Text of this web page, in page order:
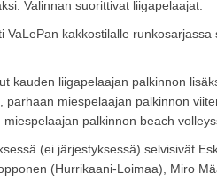
Valinnan suorittivat liigapelaajat.
VaLePan kakkostilalle
kauden liigapelaajan palkinnon
parhaan miespelaajan palkinnon
palkinnon beach
(ei järjestyksessä) selvisivät
(Hurrikaani-Loimaa), Miro